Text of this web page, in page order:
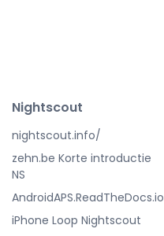
Nightscout
nightscout.info/
zehn.be Korte introductie
NS
AndroidAPS.ReadTheDocs.io
iPhone Loop Nightscout